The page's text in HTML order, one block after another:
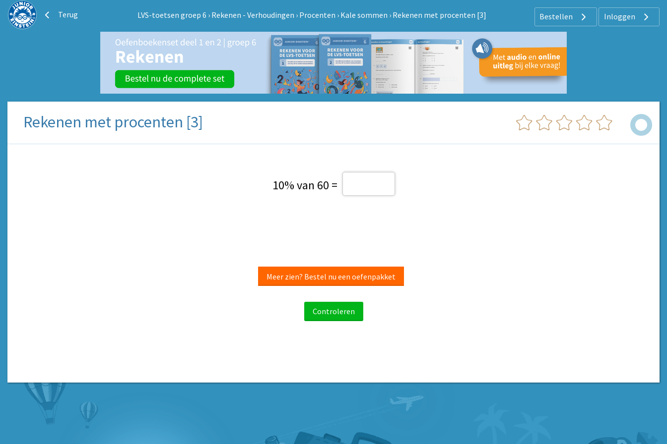
Terug LVS-toetsen groep 6 › Rekenen - Verhoudingen › Procenten › Kale sommen › Rekenen met procenten [3] Bestellen Inloggen
Rekenen met procenten [3]
10% van 60 =
Meer zien? Bestel nu een oefenpakket